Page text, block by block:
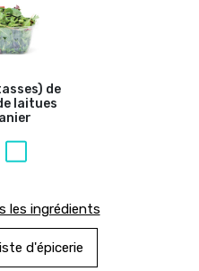
de
laitues
les ingrédients
d'épicerie